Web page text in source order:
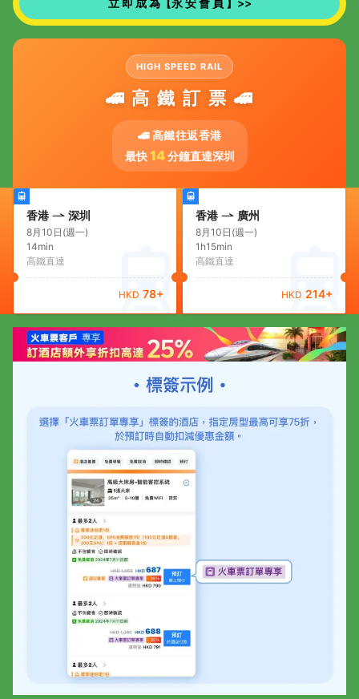
立 即 成 為【永 安 會 員 】>>
HIGH SPEED RAIL
🚄 高 鐵 訂 票 🚄
🚄 高鐵往返香港
最快 14分鐘直達深圳
香港 深圳
8月10日(週一)
14min
高鐵直達
HKD 78+
香港 廣州
8月10日(週一)
1h15min
高鐵直達
HKD 214+